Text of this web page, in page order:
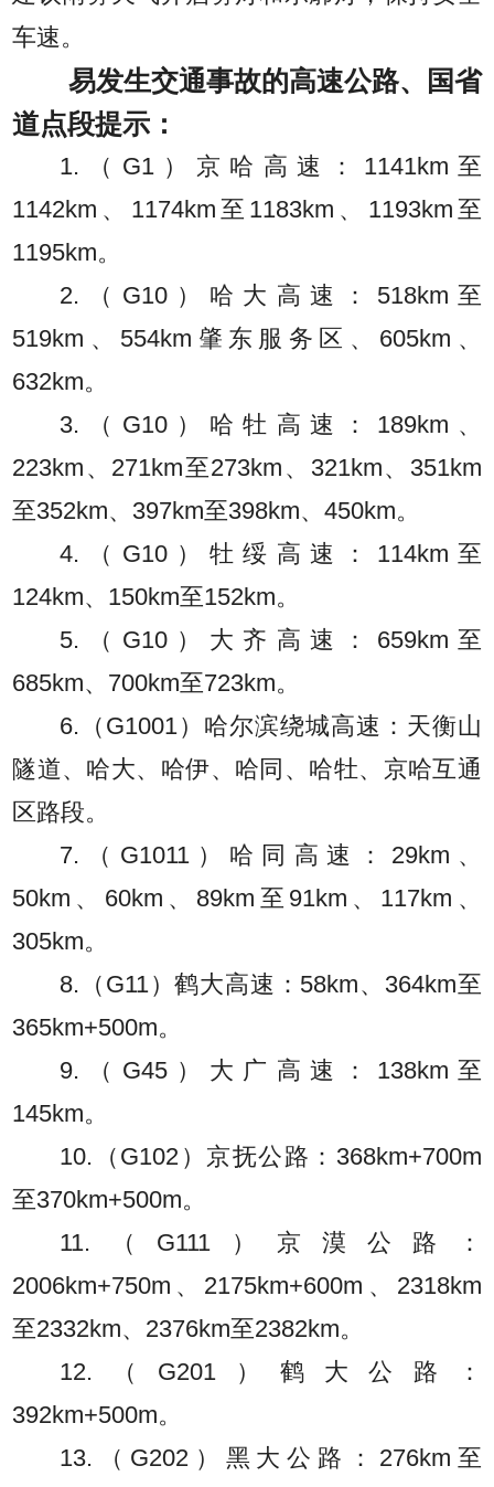
车速。
易发生交通事故的高速公路、国省
道点段提示：
1.（G1）京哈高速：1141km至
1142km、1174km至1183km、1193km至
1195km。
2.（G10）哈大高速：518km至
519km、554km肇东服务区、605km、
632km。
3.（G10）哈牡高速：189km、
223km、271km至273km、321km、351km
至352km、397km至398km、450km。
4.（G10）牡绥高速：114km至
124km、150km至152km。
5.（G10）大齐高速：659km至
685km、700km至723km。
6.（G1001）哈尔滨绕城高速：天衡山
隧道、哈大、哈伊、哈同、哈牡、京哈互通
区路段。
7.（G1011）哈同高速：29km、
50km、60km、89km至91km、117km、
305km。
8.（G11）鹤大高速：58km、364km至
365km+500m。
9.（G45）大广高速：138km至
145km。
10.（G102）京抚公路：368km+700m
至370km+500m。
11.（G111）京漠公路：
2006km+750m、2175km+600m、2318km
至2332km、2376km至2382km。
12.（G201）鹤大公路：
392km+500m。
13.（G202）黑大公路：276km至